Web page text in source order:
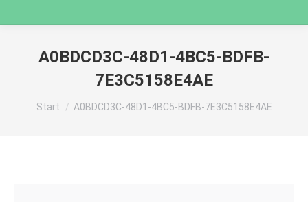
A0BDCD3C-48D1-4BC5-BDFB-
7E3C5158E4AE
Sie befinden sich hier:
Start A0BDCD3C-48D1-4BC5-BDFB-7E3C5158E4AE